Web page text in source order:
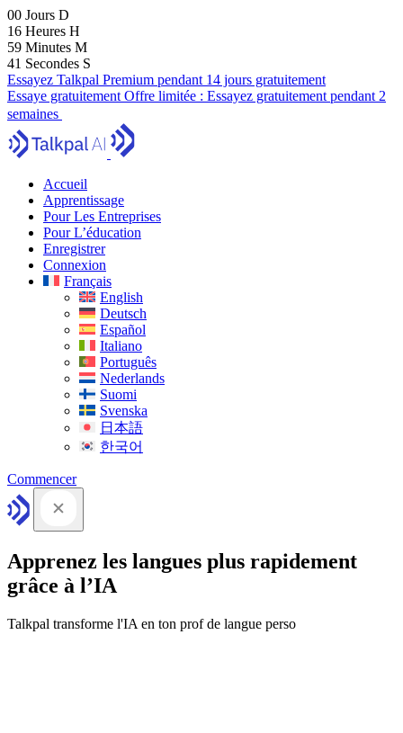
00 Jours D
16 Heures H
59 Minutes M
39 Secondes S
Essayez Talkpal Premium pendant 14 jours gratuitement
Essaye gratuitement Offre limitée : Essayez gratuitement pendant 2
semaines
Accueil
Apprentissage
Pour Les Entreprises
Pour L’éducation
Enregistrer
Connexion
Français
English
Deutsch
Español
Italiano
Português
Nederlands
Suomi
Svenska
日本語
한국어
Commencer
Apprenez les langues plus rapidement
grâce à l’IA
Talkpal transforme l'IA en ton prof de langue perso